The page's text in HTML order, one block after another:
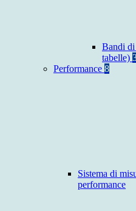
Bandi di
tabelle)
Performance 8
Sistema di
performance